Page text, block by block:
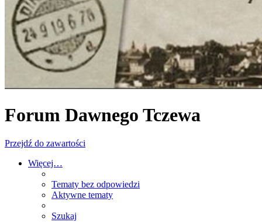
Forum Dawnego Tczewa
Przejdź do zawartości
Więcej…
Tematy bez odpowiedzi
Aktywne tematy
Szukaj